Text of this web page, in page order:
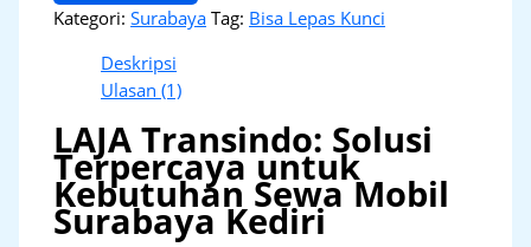
Kategori:Surabaya Tag: Bisa Lepas Kunci
Deskripsi
Ulasan (1)
LAJA Transindo: Solusi
Terpercaya untuk
Kebutuhan Sewa Mobil
Surabaya Kediri